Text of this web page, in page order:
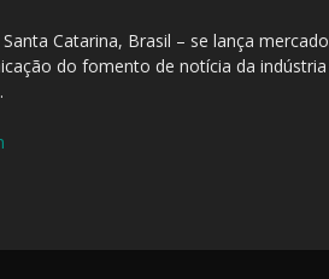
Catarina, Brasil – se lança mercado
do fomento de notícia da indústria